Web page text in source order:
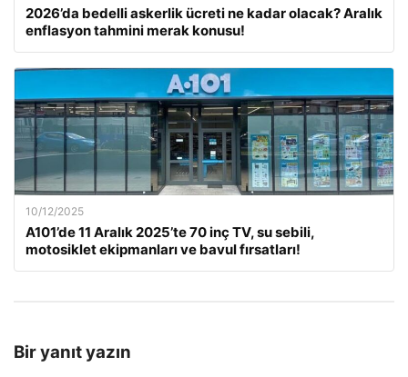
2026’da bedelli askerlik ücreti ne kadar olacak? Aralık
enflasyon tahmini merak konusu!
10/12/2025
A101’de 11 Aralık 2025’te 70 inç TV, su sebili,
motosiklet ekipmanları ve bavul fırsatları!
Bir yanıt yazın